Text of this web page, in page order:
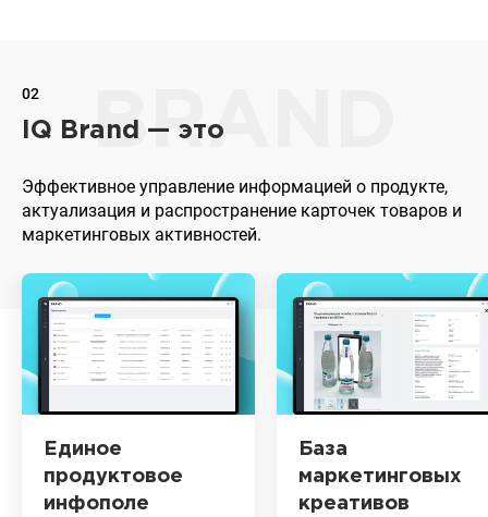
BRAND
02
IQ Brand — это
Эффективное управление информацией о продукте,
актуализация и распространение карточек товаров и
маркетинговых активностей.
Единое
продуктовое
инфополе
База
маркетинговых
креативов